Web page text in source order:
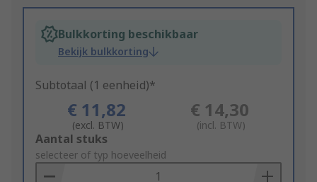
Bulkkorting beschikbaar
Bekijk bulkkorting
Subtotaal (1 eenheid)*
€ 11,82
(excl. BTW)
€ 14,30
(incl. BTW)
Add
to
Basket
Aantal stuks
selecteer of typ hoeveelheid